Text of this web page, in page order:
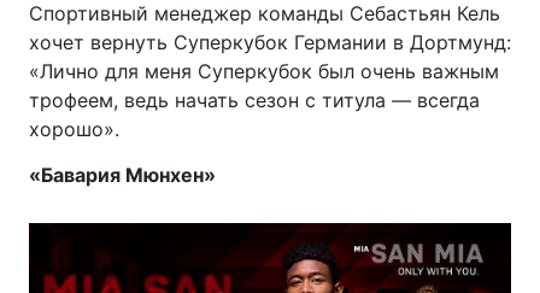
Спортивный менеджер команды Себастьян Кель
хочет вернуть Суперкубок Германии в Дортмунд:
«Лично для меня Суперкубок был очень важным
трофеем, ведь начать сезон с титула — всегда
хорошо».
«Бавария Мюнхен»